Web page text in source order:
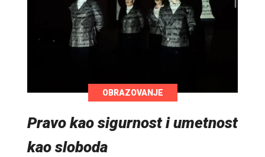
OBRAZOVANJE
Pravo kao sigurnost i umetnost
kao sloboda